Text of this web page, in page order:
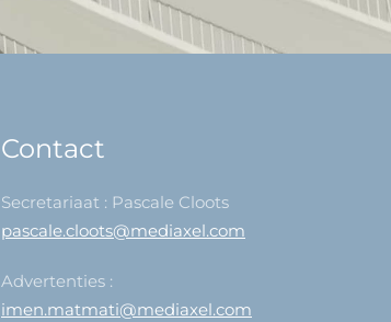
Contact
Secretariaat : Pascale Cloots
pascale.cloots@mediaxel.com
Advertenties :
imen.matmati@mediaxel.com